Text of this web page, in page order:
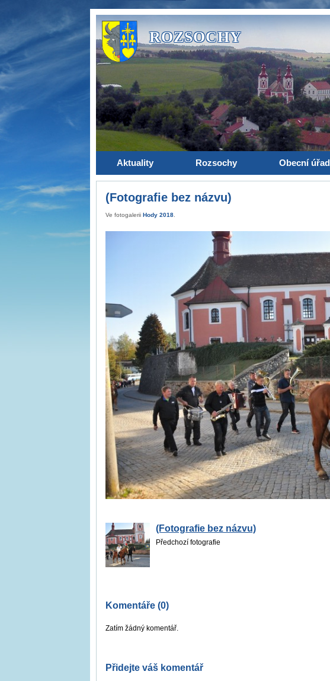
ROZSOCHY
Aktuality Rozsochy Obecní úřad
(Fotografie bez názvu)
Ve fotogalerii Hody 2018
(Fotografie bez názvu)
Předchozí fotografie
Komentáře (0)
Zatím žádný komentář.
Přidejte váš komentář